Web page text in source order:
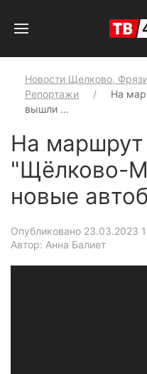
Новости Щелково,
Репортажи
На
вышли …
На
"Щёлково-
новые
Опубликовано 23.03.2023
Автор: Анна Балиет